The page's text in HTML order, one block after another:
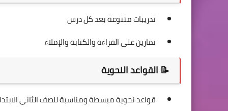
تدريبات متنوعة بعد كل درس
تمارين على القراءة والكتابة والإملاء
📝 القواعد النحوية
قواعد نحوية مبسطة ومناسبة للصف الثاني